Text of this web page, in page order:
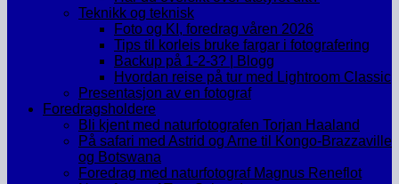
Teknikk og teknisk
Foto og KI, foredrag våren 2026
Tips til korleis bruke fargar i fotografering
Backup på 1-2-3? | Blogg
Hvordan reise på tur med Lightroom Classic
Presentasjon av en fotograf
Foredragsholdere
Bli kjent med naturfotografen Torjan Haaland
På safari med Astrid og Arne til Kongo-Brazzaville
og Botswana
Foredrag med naturfotograf Magnus Reneflot